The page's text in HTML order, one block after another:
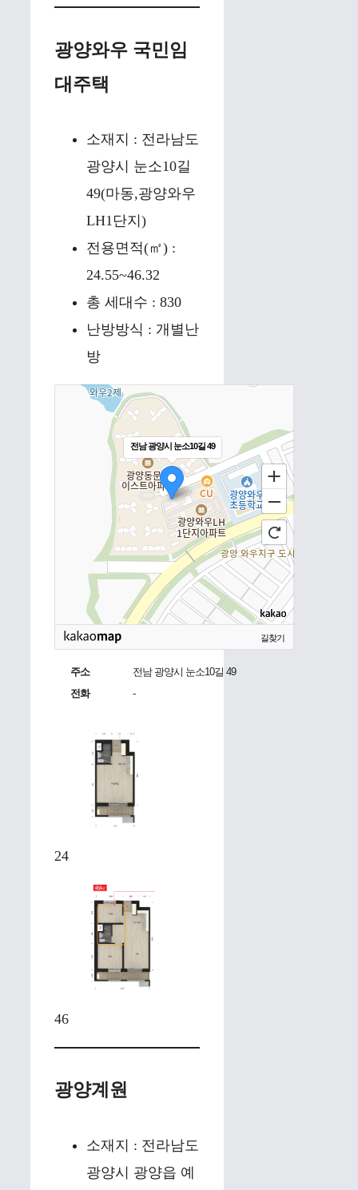
광양와우 국민임
대주택
소재지 : 전라남도
광양시 눈소10길
49(마동,광양와우
LH1단지)
전용면적(㎡) :
24.55~46.32
총 세대수 : 830
난방방식 : 개별난
방
전남 광양시 눈소10길 49
길찾기
주소
전남 광양시 눈소10길 49
전화
-
24
46
광양계원
소재지 : 전라남도
광양시 광양읍 예